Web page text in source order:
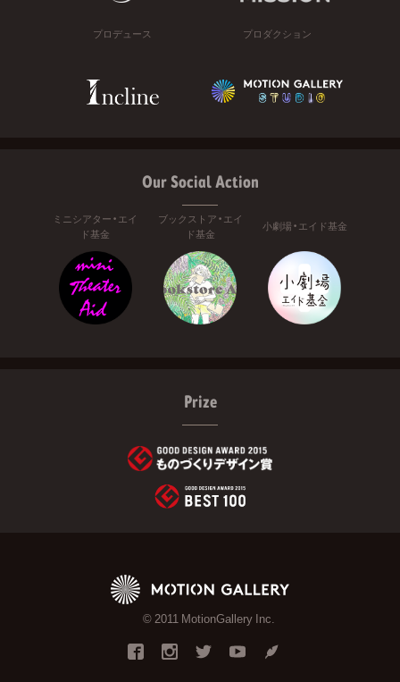
プロデュース プロダクション
Our Social Action
ミニシアター・エイ
ド基金
ブックストア・エイ
ド基金
小劇場・エイド基金
Prize
© 2011 MotionGallery Inc.